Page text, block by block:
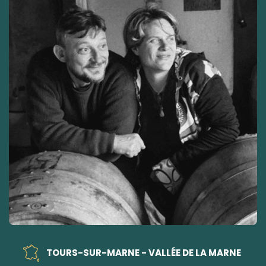
TOURS-SUR-MARNE - VALLÉE DE LA MARNE